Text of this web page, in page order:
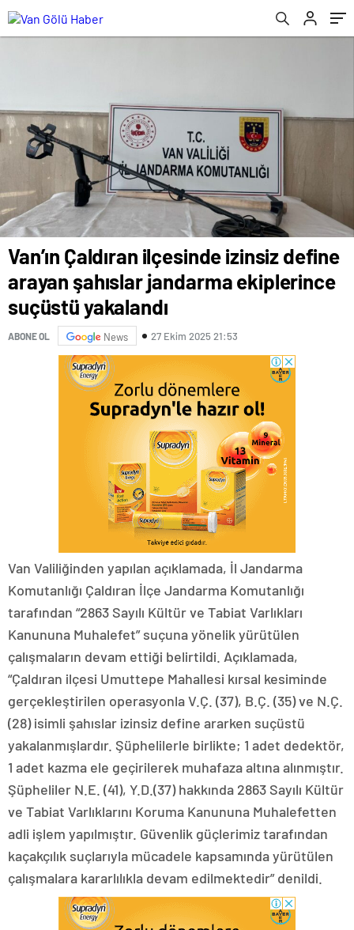
Van’ın Çaldıran ilçesinde izinsiz define
arayan şahıslar jandarma ekiplerince
suçüstü yakalandı
ABONE OL News 27 Ekim 2025 21:53
Van Valiliğinden yapılan açıklamada, İl Jandarma
Komutanlığı Çaldıran İlçe Jandarma Komutanlığı
tarafından “2863 Sayılı Kültür ve Tabiat Varlıkları
Kanununa Muhalefet” suçuna yönelik yürütülen
çalışmaların devam ettiği belirtildi. Açıklamada,
“Çaldıran ilçesi Umuttepe Mahallesi kırsal kesiminde
gerçekleştirilen operasyonla V.Ç. (37), B.Ç. (35) ve N.Ç.
(28) isimli şahıslar izinsiz define ararken suçüstü
yakalanmışlardır. Şüphelilerle birlikte; 1 adet dedektör,
1 adet kazma ele geçirilerek muhafaza altına alınmıştır.
Şüpheliler N.E. (41), Y.D.(37) hakkında 2863 Sayılı Kültür
ve Tabiat Varlıklarını Koruma Kanununa Muhalefetten
adli işlem yapılmıştır. Güvenlik güçlerimiz tarafından
kaçakçılık suçlarıyla mücadele kapsamında yürütülen
çalışmalara kararlılıkla devam edilmektedir” denildi.